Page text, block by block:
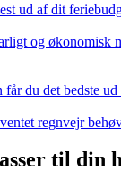
ud af dit
og økonomisk
du det bedste
regnvejr
til din